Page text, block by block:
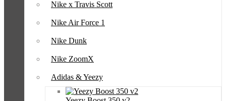
Nike x Travis Scott
Nike Air Force 1
Nike Dunk
Nike ZoomX
Adidas & Yeezy